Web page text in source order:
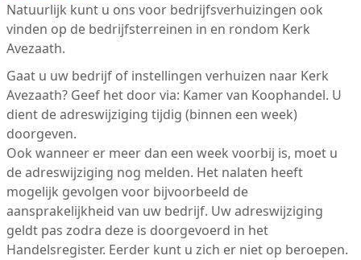
Natuurlijk kunt u ons voor bedrijfsverhuizingen ook
vinden op de bedrijfsterreinen in en rondom Kerk
Avezaath.
Gaat u uw bedrijf of instellingen verhuizen naar Kerk
Avezaath? Geef het door via: Kamer van Koophandel. U
dient de adreswijziging tijdig (binnen een week)
doorgeven.
Ook wanneer er meer dan een week voorbij is, moet u
de adreswijziging nog melden. Het nalaten heeft
mogelijk gevolgen voor bijvoorbeeld de
aansprakelijkheid van uw bedrijf. Uw adreswijziging
geldt pas zodra deze is doorgevoerd in het
Handelsregister. Eerder kunt u zich er niet op beroepen.